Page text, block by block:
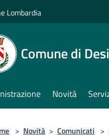
Lombardia
Comune di
Novità
> Novità > Comunicati >